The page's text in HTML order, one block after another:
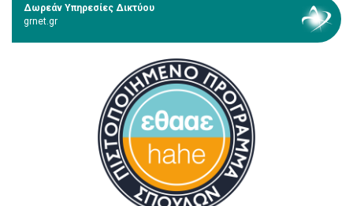
Δωρεάν Υπηρεσίες Δικτύου
grnet.gr